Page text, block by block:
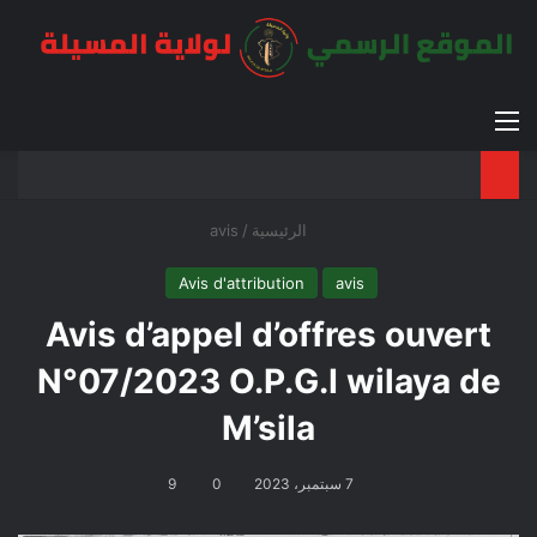
القائمة
الرئيسية /
avis
avis
Avis d'attribution
Avis d’appel d’offres ouvert
N°07/2023 O.P.G.I wilaya de
M’sila
7 سبتمبر، 2023 0
9